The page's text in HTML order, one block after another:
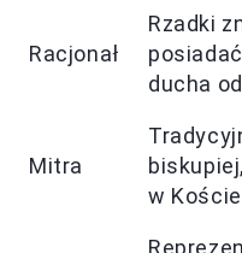
Racjonał
Rzadki
ducha
Mitra
w